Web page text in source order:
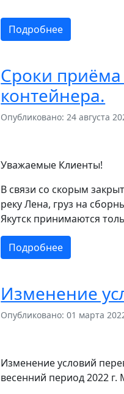
Подробнее
Сроки приёма
контейнера.
Опубликовано: 24 августа
Уважаемые Клиенты!
В связи со скорым
реку Лена, груз на
Якутск принимаются
Подробнее
Изменение
Опубликовано: 01 марта
Изменение условий
весенний период 2022 г.